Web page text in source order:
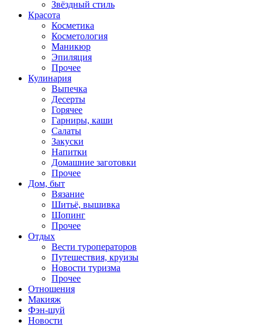
Звёздный стиль
Красота
Косметика
Косметология
Маникюр
Эпиляция
Прочее
Кулинария
Выпечка
Десерты
Горячее
Гарниры, каши
Салаты
Закуски
Напитки
Домашние заготовки
Прочее
Дом, быт
Вязание
Шитьё, вышивка
Шопинг
Прочее
Отдых
Вести туроператоров
Путешествия, круизы
Новости туризма
Прочее
Отношения
Макияж
Фэн-шуй
Новости